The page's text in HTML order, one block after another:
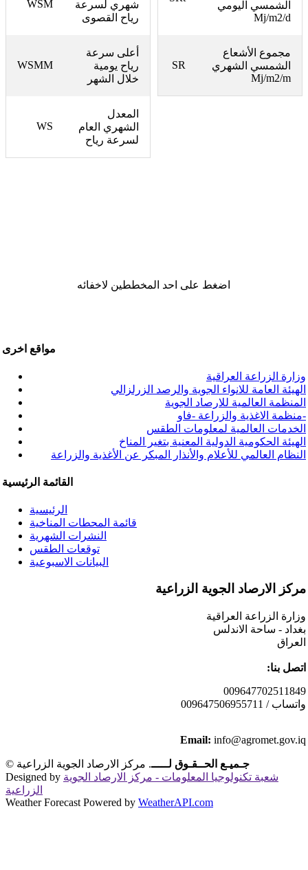
الشمسي اليومي
Mj/m2/d
SR
مجموع الأشعاع
الشمسي الشهري
Mj/m2/m
WSM
شهري لسرعة
رياح القصوى
WSMM
أعلى سرعة
رياح يومية
خلال الشهر
WS
المعدل
الشهري العام
لسرعة رياح
اضغط على احد المخططين لاخفائه
مواقع اخرى
وزارة الزراعة العراقية
الهيئة العامة للانواء الجوية والرصد الزرلزالي
المنظمة العالمية للارصاد الجوية
منظمة الاغذية والزراعة -فاو-
الخدمات العالمية لمعلومات الطقس
الهيئة الحكومية الدولية المعنية بتغير المناخ
النظام العالمي للأعلام والأنذار المبكر عن الأغذية والزراعة
القائمة الرئيسية
الرئيسية
قائمة المحطات المناخية
النشرات الشهرية
توقعات الطقس
البيانات الاسبوعية
مركز الارصاد الجوية الزراعية
وزارة الزراعة العراقية
بغداد - ساحة الاندلس
العراق
:اتصل بنا
009647702511849
009647506955711 / واتساب
Email: info@agromet.gov.iq
© جـميـع الحــقـوق لـــــ. مركز الارصاد الجوية الزراعية
Designed by شعبة تكنولوجيا المعلومات - مركز الارصاد الجوية
الزراعية
Weather Forecast Powered by WeatherAPI.com